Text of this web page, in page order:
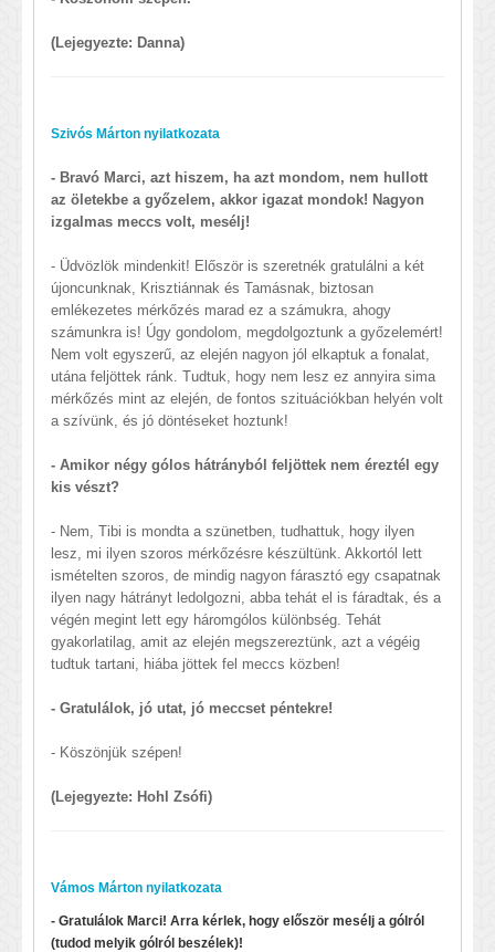
(Lejegyezte: Danna)
Szivós Márton nyilatkozata
- Bravó Marci, azt hiszem, ha azt mondom, nem hullott
az öletekbe a győzelem, akkor igazat mondok! Nagyon
izgalmas meccs volt, mesélj!
- Üdvözlök mindenkit! Először is szeretnék gratulálni a két
újoncunknak, Krisztiánnak és Tamásnak, biztosan
emlékezetes mérkőzés marad ez a számukra, ahogy
számunkra is! Úgy gondolom, megdolgoztunk a győzelemért!
Nem volt egyszerű, az elején nagyon jól elkaptuk a fonalat,
utána feljöttek ránk. Tudtuk, hogy nem lesz ez annyira sima
mérkőzés mint az elején, de fontos szituációkban helyén volt
a szívünk, és jó döntéseket hoztunk!
- Amikor négy gólos hátrányból feljöttek nem éreztél egy
kis vészt?
- Nem, Tibi is mondta a szünetben, tudhattuk, hogy ilyen
lesz, mi ilyen szoros mérkőzésre készültünk. Akkortól lett
ismételten szoros, de mindig nagyon fárasztó egy csapatnak
ilyen nagy hátrányt ledolgozni, abba tehát el is fáradtak, és a
végén megint lett egy háromgólos különbség. Tehát
gyakorlatilag, amit az elején megszereztünk, azt a végéig
tudtuk tartani, hiába jöttek fel meccs közben!
- Gratulálok, jó utat, jó meccset péntekre!
- Köszönjük szépen!
(Lejegyezte: Hohl Zsófi)
Vámos Márton nyilatkozata
- Gratulálok Marci! Arra kérlek, hogy először mesélj a gólról
(tudod melyik gólról beszélek)!